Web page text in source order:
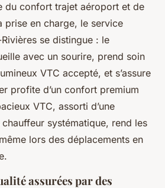
du confort trajet aéroport et de
prise en charge, le service
se distingue : le
avec un sourire, prend soin
VTC accepté, et s’assure
profite d’un confort premium
VTC, assorti d’une
systématique, rend les
lors des déplacements en
assurées par des